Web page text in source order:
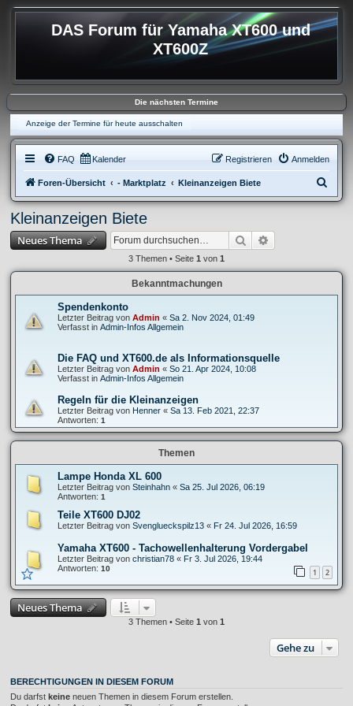
DAS Forum für Yamaha XT600 und
XT600Z
Die nächsten Termine
Anzeige der Termine für heute ausschalten
FAQ Kalender Anmelden
Registrieren
Foren-Übersicht - Marktplatz Kleinanzeigen Biete
u
Kleinanzeigen Biete
Neues Thema Suche
3 Themen • Seite 1 von 1
Bekanntmachungen
Spendenkonto
Letzter Beitrag von Admin « Sa 2. Nov 2024, 01:49
Verfasst in Admin-Infos Allgemein
Die FAQ und XT600.de als Informationsquelle
Letzter Beitrag von Admin « So 21. Apr 2024, 10:08
Verfasst in Admin-Infos Allgemein
Regeln für die Kleinanzeigen
Letzter Beitrag von Henner « Sa 13. Feb 2021, 22:37
Antworten: 1
Themen
Lampe Honda XL 600
Letzter Beitrag von Steinhahn « Sa 25. Jul 2026, 06:19
Antworten: 1
Teile XT600 DJ02
Letzter Beitrag von Svenglueckspilz13 « Fr 24. Jul 2026, 16:59
Yamaha XT600 - Tachowellenhalterung Vordergabel
Letzter Beitrag von christian78 « Fr 3. Jul 2026, 19:44
Antworten: 10 1 2
Neues Thema
3 Themen • Seite 1 von 1
Gehe zu
BERECHTIGUNGEN IN DIESEM FORUM
Du darfst keine neuen Themen in diesem Forum erstellen.